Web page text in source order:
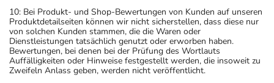
10: Bei Produkt- und Shop-Bewertungen von Kunden auf unseren
Produktdetailseiten können wir nicht sicherstellen, dass diese nur
von solchen Kunden stammen, die die Waren oder
Dienstleistungen tatsächlich genutzt oder erworben haben.
Bewertungen, bei denen bei der Prüfung des Wortlauts
Auffälligkeiten oder Hinweise festgestellt werden, die insoweit zu
Zweifeln Anlass geben, werden nicht veröffentlicht.